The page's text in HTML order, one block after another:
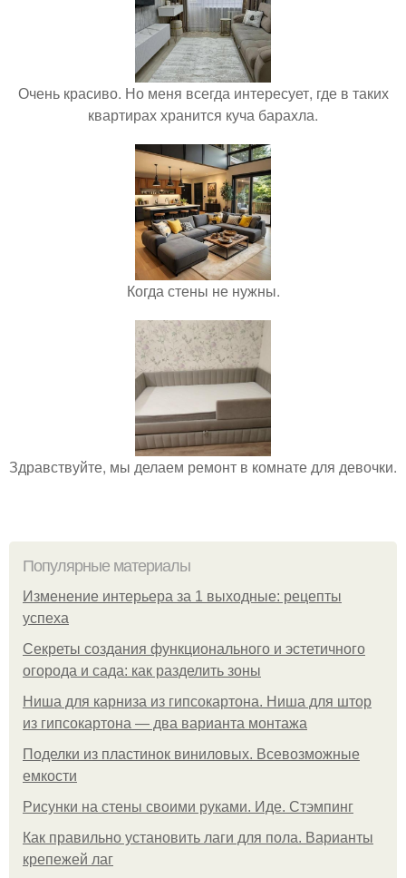
Очень красиво. Но меня всегда интересует, где в таких
квартирах хранится куча барахла.
Когда стены не нужны.
Здравствуйте, мы делаем ремонт в комнате для девочки.
Популярные материалы
Изменение интерьера за 1 выходные: рецепты
успеха
Секреты создания функционального и эстетичного
огорода и сада: как разделить зоны
Ниша для карниза из гипсокартона. Ниша для штор
из гипсокартона — два варианта монтажа
Поделки из пластинок виниловых. Всевозможные
емкости
Рисунки на стены своими руками. Иде. Стэмпинг
Как правильно установить лаги для пола. Варианты
крепежей лаг